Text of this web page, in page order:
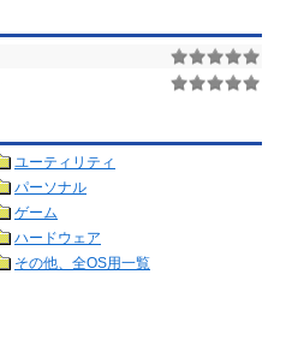
ユーティリティ
パーソナル
ゲーム
ハードウェア
その他、全OS用一覧